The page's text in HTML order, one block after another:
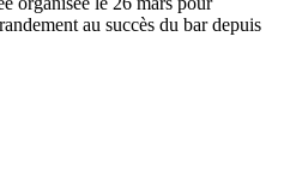
au succès du bar depuis